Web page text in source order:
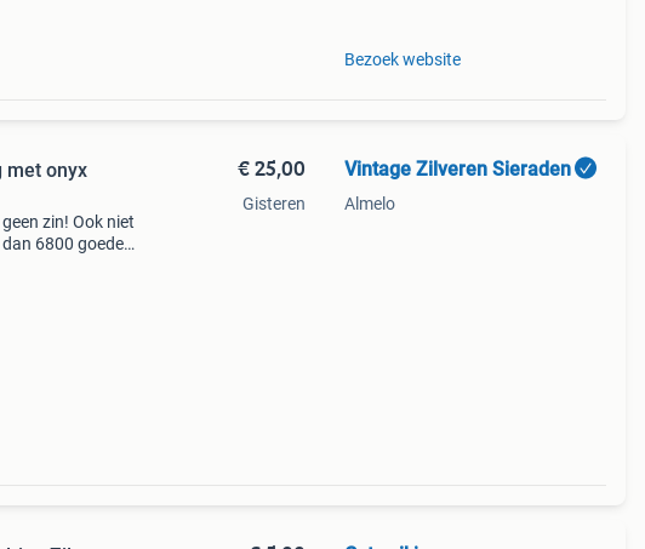
Bezoek website
met onyx
zin! Ook niet
6800 goede
€ 25,00
Gisteren
Vintage Zilveren Sieraden️
Almelo